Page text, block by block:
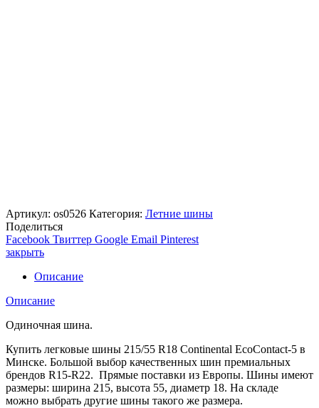
Артикул: os0526 Категория: Летние шины
Поделиться
Facebook Твиттер Google Email Pinterest
закрыть
Описание
Описание
Одиночная шина.
Купить легковые шины 215/55 R18 Continental EcoContact-5 в
Минске. Большой выбор качественных шин премиальных
брендов R15-R22. Прямые поставки из Европы. Шины имеют
размеры: ширина 215, высота 55, диаметр 18. На складе
можно выбрать другие шины такого же размера.